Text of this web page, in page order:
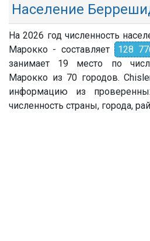
Население
На 2026 год численность
Марокко - составляет
128
занимает 19 место по
Марокко из 70 городов.
информацию из
численность страны, города,